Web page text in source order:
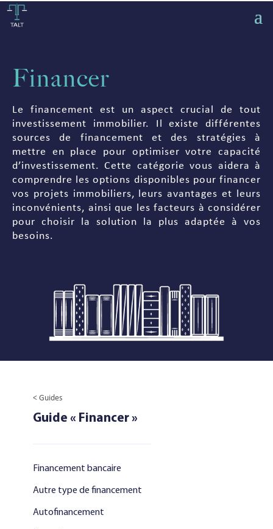
Financer
Le financement est un aspect crucial de tout
investissement immobilier. Il existe différentes
sources de financement et des stratégies à
mettre en place pour optimiser votre capacité
d’investissement. Cette catégorie vous aidera à
comprendre les options disponibles pour financer
vos projets immobiliers, leurs avantages et leurs
inconvénients, ainsi que les facteurs à considérer
pour choisir la solution la plus adaptée à vos
besoins.
< Guides
Guide « Financer »
Financement bancaire
Autre type de financement
Autofinancement